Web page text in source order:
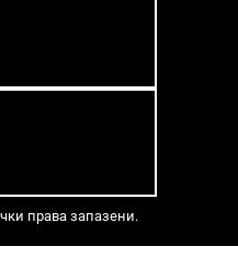
права запазени.